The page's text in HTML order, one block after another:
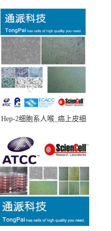
Hep-2细胞系人喉_癌上皮细